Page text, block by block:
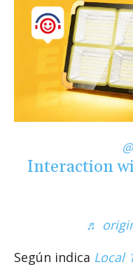
Interaction
♬
Según indica Local